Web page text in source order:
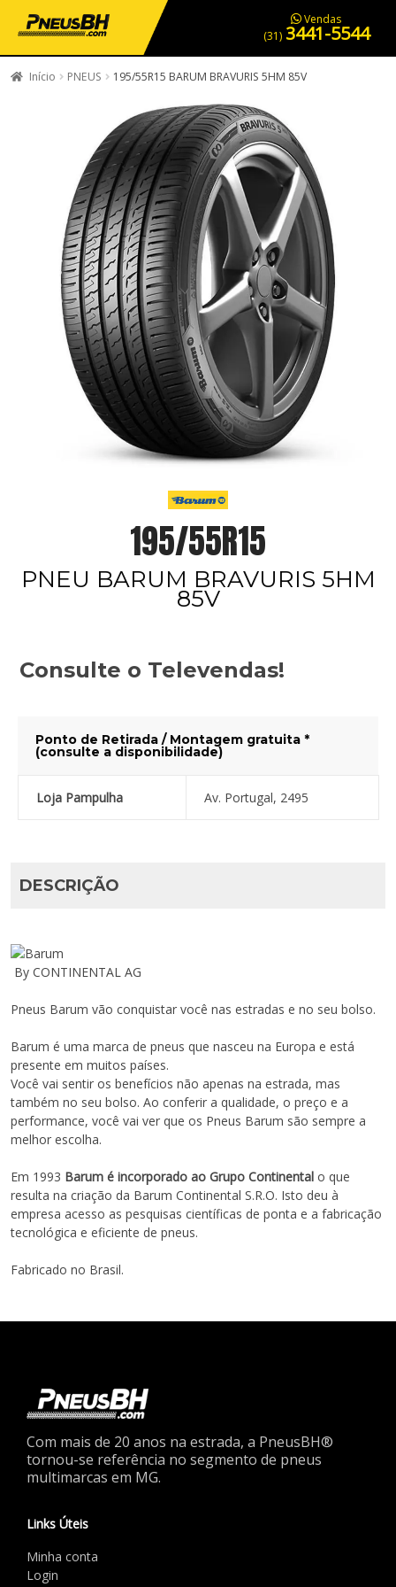
PNEUS EM OFERTA SERVIÇOS AUTOMOTIVOS NOSSA LOJA
Vendas
(31) 3441-5544
Início PNEUS 195/55R15 BARUM BRAVURIS 5HM 85V
195/55R15
PNEU BARUM BRAVURIS 5HM
85V
Consulte o Televendas!
Ponto de Retirada / Montagem gratuita *
(consulte a disponibilidade)
Loja Pampulha Av. Portugal, 2495
DESCRIÇÃO
By CONTINENTAL AG
Pneus Barum vão conquistar você nas estradas e no seu bolso.
Barum é uma marca de pneus que nasceu na Europa e está
presente em muitos países.
Você vai sentir os benefícios não apenas na estrada, mas
também no seu bolso. Ao conferir a qualidade, o preço e a
performance, você vai ver que os Pneus Barum são sempre a
melhor escolha.
Em 1993 Barum é incorporado ao Grupo Continental o que
resulta na criação da Barum Continental S.R.O. Isto deu à
empresa acesso as pesquisas científicas de ponta e a fabricação
tecnológica e eficiente de pneus.
Fabricado no Brasil.
Com mais de 20 anos na estrada, a PneusBH®
tornou-se referência no segmento de pneus
multimarcas em MG.
Links Úteis
Minha conta
Login